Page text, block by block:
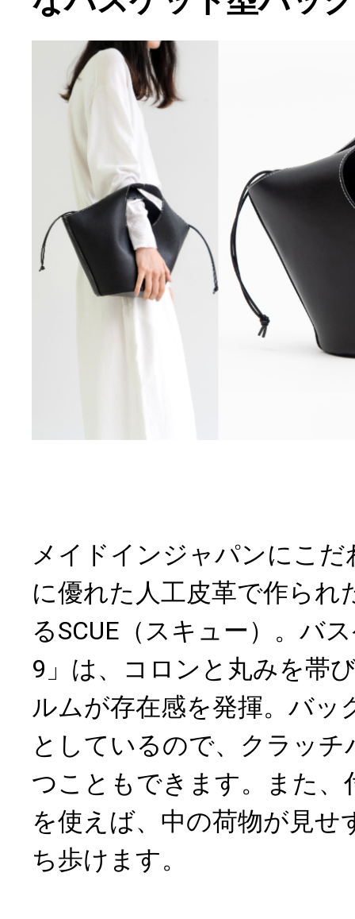
メイドインジャパンにこ
に優れた人工皮革で作られ
るSCUE（スキュー）。バ
9」は、コロンと丸みを帯
ルムが存在感を発揮。バッ
としているので、クラッ
つこともできます。また、
を使えば、中の荷物が見せ
ち歩けます。